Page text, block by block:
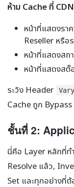
ห้าม Cache ที่
หน้าที่แสดงรา
Reseller หรือ
หน้าที่แสดงสถ
หน้าที่แสดงสต็
ระวัง Header
Cache ถูก Bypass
ชั้นที่ 2:
นี่คือ Layer หลักที่ท
Resolve แล้ว,
Set และทุกอย่างที่